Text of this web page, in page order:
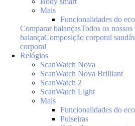
Mais
Funcionalidades do
Comparar balançasTodos os
balançaComposição corporal
corporal
Relógios
ScanWatch Nova
ScanWatch Nova Brilliant
ScanWatch 2
ScanWatch Light
Mais
Funcionalidades do
Pulseiras